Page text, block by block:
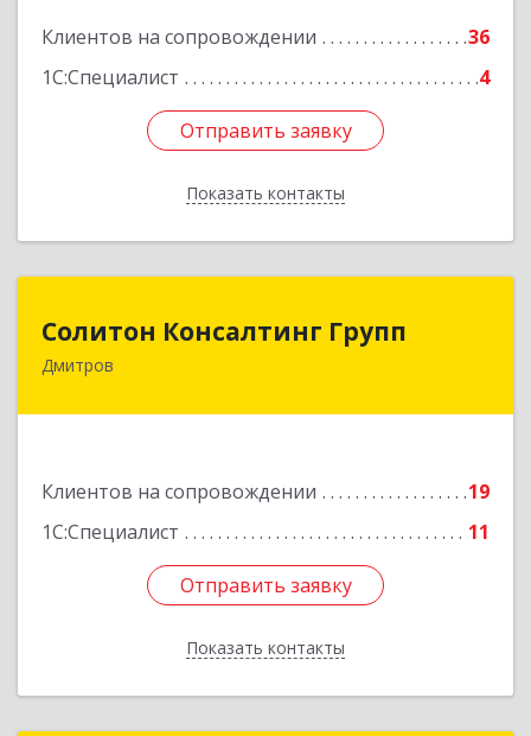
Клиентов на сопровождении
36
1С:Специалист
4
Отправить заявку
Показать контакты
Отправить заявку
Назад
Солитон Консалтинг Групп
Дмитров
Клиентов на сопровождении
19
1С:Специалист
11
Отправить заявку
Показать контакты
141804, Московская обл, г.о. Дмитровский,
Отправить заявку
Назад